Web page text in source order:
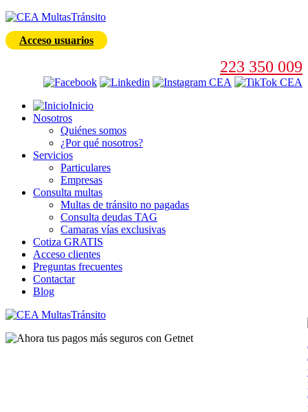
Acceso usuarios
223 350 009
Inicio
Nosotros
Quiénes somos
¿Por qué nosotros?
Servicios
Particulares
Empresas
Consulta multas
Multas de tránsito no pagadas
Consulta deudas TAG
Camaras vías exclusivas
Cotiza GRATIS
Acceso clientes
Preguntas frecuentes
Contactar
Blog